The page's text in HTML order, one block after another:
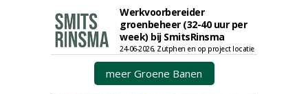
Werkvoorbereider
groenbeheer (32-40 uur per
week) bij SmitsRinsma
24-06-2026, Zutphen en op project locatie
meer Groene Banen